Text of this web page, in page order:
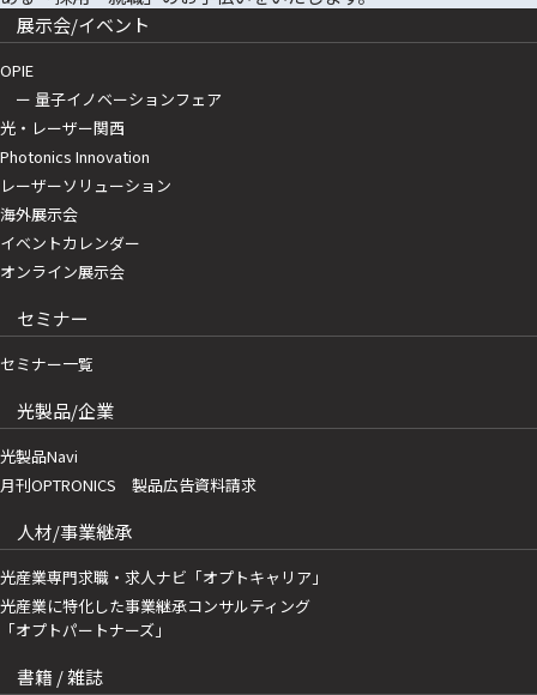
展示会/イベント
OPIE
ー 量子イノベーションフェア
光・レーザー関西
Photonics Innovation
レーザーソリューション
海外展示会
イベントカレンダー
オンライン展示会
セミナー
セミナー一覧
光製品/企業
光製品Navi
月刊OPTRONICS 製品広告資料請求
人材/事業継承
光産業専門求職・求人ナビ「オプトキャリア」
光産業に特化した事業継承コンサルティング
「オプトパートナーズ」
書籍 / 雑誌